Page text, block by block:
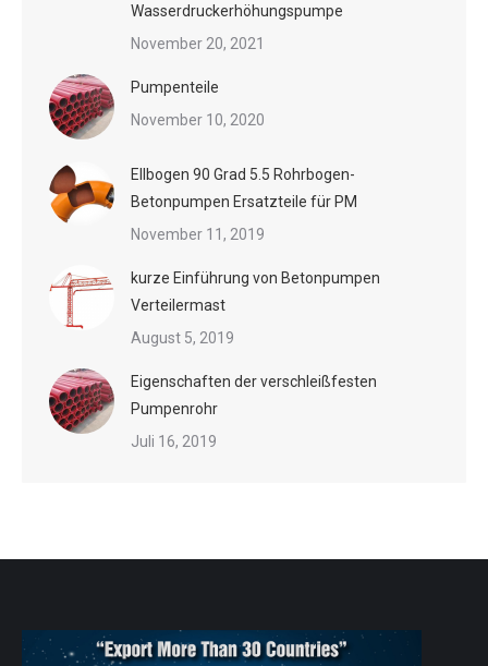
Wasserdruckerhöhungspumpe
November 20, 2021
Pumpenteile
November 10, 2020
Ellbogen 90 Grad 5.5 Rohrbogen-
Betonpumpen Ersatzteile für PM
November 11, 2019
kurze Einführung von Betonpumpen
Verteilermast
August 5, 2019
Eigenschaften der verschleißfesten
Pumpenrohr
Juli 16, 2019